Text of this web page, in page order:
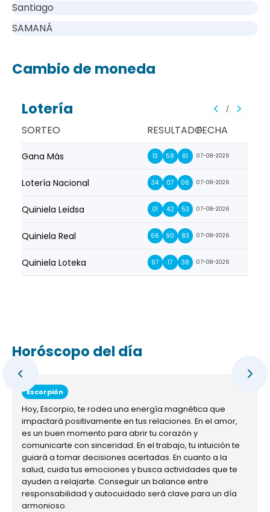
Santiago
SAMANÁ
Cambio de moneda
Lotería /
SORTEO RESULTADOFECHA
Gana Más 13 58 61 07-08-2026
Lotería Nacional 34 07 06 07-08-2026
Quiniela Leidsa 01 42 53 07-08-2026
Quiniela Real 66 90 83 07-08-2026
Quiniela Loteka 67 17 38 07-08-2026
Horóscopo del día
Escorpión
Hoy, Escorpio, te rodea una energía magnética que
impactará positivamente en tus relaciones. En el amor,
es un buen momento para abrir tu corazón y
comunicarte con sinceridad. En el trabajo, tu intuición te
guiará a tomar decisiones acertadas. En cuanto a la
salud, cuida tus emociones y busca actividades que te
ayuden a relajarte. Conseguir un balance entre
responsabilidad y autocuidado será clave para un día
armonioso.